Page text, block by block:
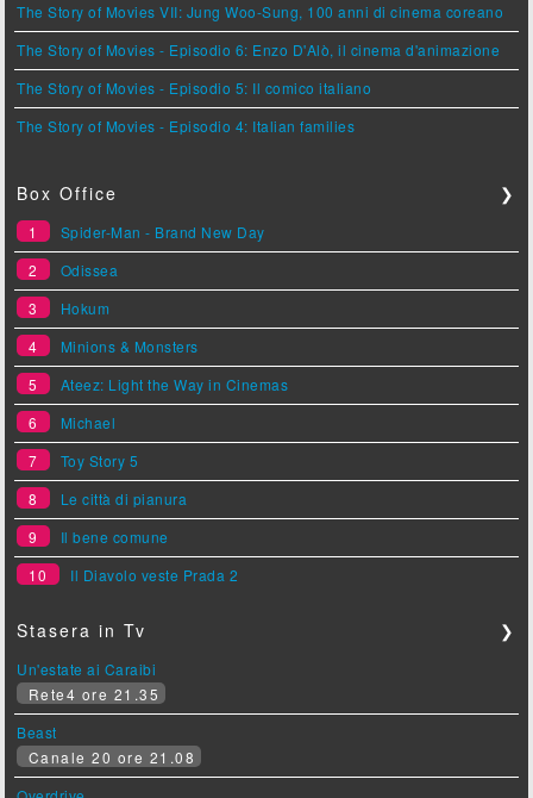
The Story of Movies VII: Jung Woo-Sung, 100 anni di cinema coreano
The Story of Movies - Episodio 6: Enzo D'Alò, il cinema d'animazione
The Story of Movies - Episodio 5: Il comico italiano
The Story of Movies - Episodio 4: Italian families
Box Office ❯
1
Spider-Man - Brand New Day
2
Odissea
3
Hokum
4
Minions & Monsters
5
Ateez: Light the Way in Cinemas
6
Michael
7
Toy Story 5
8
Le città di pianura
9
Il bene comune
10
Il Diavolo veste Prada 2
Stasera in Tv ❯
Un'estate ai Caraibi
Rete4 ore 21.35
Beast
Canale 20 ore 21.08